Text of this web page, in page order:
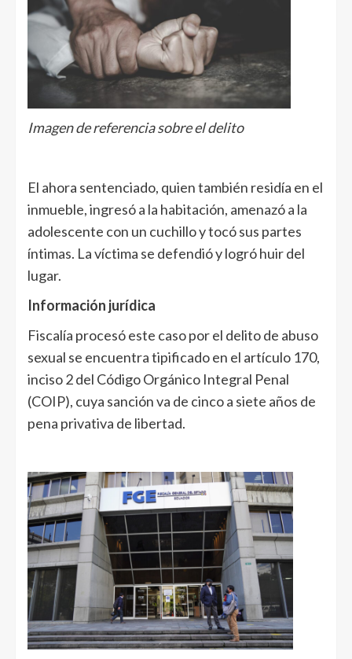
Imagen de referencia sobre el delito
El ahora sentenciado, quien también residía en el
inmueble, ingresó a la habitación, amenazó a la
adolescente con un cuchillo y tocó sus partes
íntimas. La víctima se defendió y logró huir del
lugar.
Información jurídica
Fiscalía procesó este caso por el delito de abuso
sexual se encuentra tipificado en el artículo 170,
inciso 2 del Código Orgánico Integral Penal
(COIP), cuya sanción va de cinco a siete años de
pena privativa de libertad.